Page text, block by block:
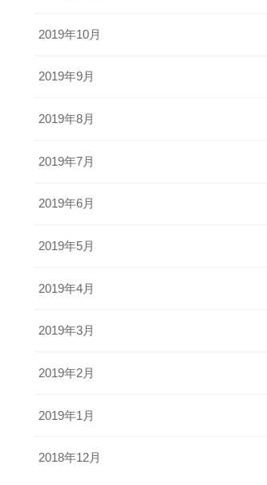
2019年10月
2019年9月
2019年8月
2019年7月
2019年6月
2019年5月
2019年4月
2019年3月
2019年2月
2019年1月
2018年12月